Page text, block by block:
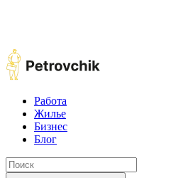
Работа
Жилье
Бизнес
Блог